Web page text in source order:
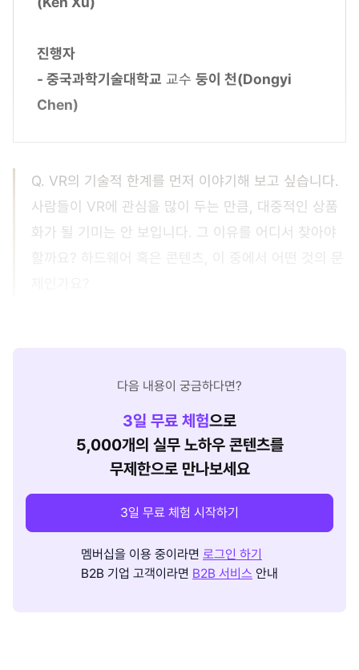
진행자
- 중국과학기술대학교 교수 둥이 천(Dongyi
Chen)
Q. VR의 기술적 한계를 먼저 이야기해 보고 싶습니다.
사람들이 VR에 관심을 많이 두는 만큼, 대중적인 상품
화가 될 기미는 안 보입니다. 그 이유를 어디서 찾아야
할까요? 하드웨어 혹은 콘텐츠, 이 중에서 어떤 것의 문
다음 내용이 궁금하다면?
3일 무료 체험으로
5,000개의 실무 노하우 콘텐츠를
무제한으로 만나보세요
3일 무료 체험 시작하기
멤버십을 이용 중이라면 로그인 하기
B2B 기업 고객이라면 B2B 서비스 안내